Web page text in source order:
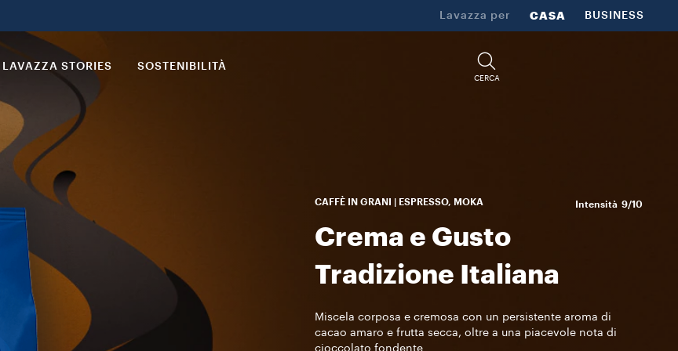
Lavazza per CASA BUSINESS
LAVAZZA STORIES SOSTENIBILITÀ
CERCA
CAFFÈ IN GRANI | ESPRESSO, MOKA Intensità 9/10
Crema e Gusto
Tradizione Italiana
Miscela corposa e cremosa con un persistente aroma di
cacao amaro e frutta secca, oltre a una piacevole nota di
cioccolato fondente